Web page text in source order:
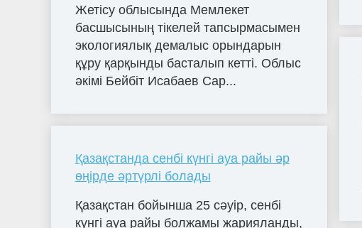
Жетісу облысында Мемлекет
басшысының тікелей тапсырмасымен
экологиялық демалыс орындарын
құру қарқынды басталып кетті. Облыс
әкімі Бейбіт Исабаев Сар...
Қазақстанда сенбі күнгі ауа райы әр
өңірде әртүрлі болады
Қазақстан бойынша 25 сәуір, сенбі
күнгі ауа райы болжамы жарияланды,